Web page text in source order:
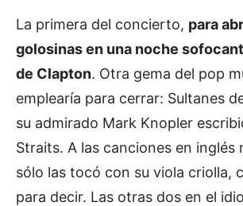
La primera del concierto, para
golosinas en una noche
de Clapton. Otra gema del pop
emplearía para cerrar: Sultanes
su admirado Mark Knopler
Straits. A las canciones en inglés
sólo las tocó con su viola criolla,
para decir. Las otras dos en el